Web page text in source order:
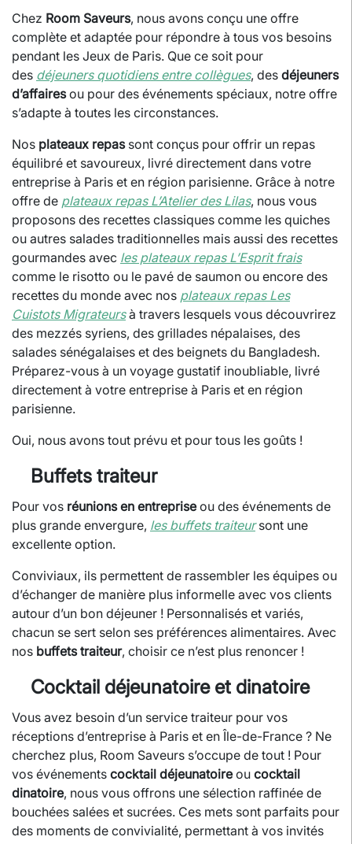
Chez Room Saveurs, nous avons conçu une offre
complète et adaptée pour répondre à tous vos besoins
pendant les Jeux de Paris. Que ce soit pour
des déjeuners quotidiens entre collègues, des déjeuners
d’affairesou pour des événements spéciaux, notre offre
s’adapte à toutes les circonstances.
Nos plateaux repassont conçus pour offrir un repas
équilibré et savoureux, livré directement dans votre
entreprise à Paris et en région parisienne. Grâce à notre
offre de plateaux repas L’Atelier des Lilas, nous vous
proposons des recettes classiques comme les quiches
ou autres salades traditionnelles mais aussi des recettes
gourmandes avec les plateaux repas L’Esprit frais
comme le risotto ou le pavé de saumon ou encore des
recettes du monde avec nos plateaux repas Les
Cuistots Migrateursà travers lesquels vous découvrirez
des mezzés syriens, des grillades népalaises, des
salades sénégalaises et des beignets du Bangladesh.
Préparez-vous à un voyage gustatif inoubliable, livré
directement à votre entreprise à Paris et en région
parisienne.
Oui, nous avons tout prévu et pour tous les goûts !
Buffets traiteur
Pour vos réunions en entrepriseou des événements de
plus grande envergure, les buffets traiteursont une
excellente option.
Conviviaux, ils permettent de rassembler les équipes ou
d’échanger de manière plus informelle avec vos clients
autour d’un bon déjeuner ! Personnalisés et variés,
chacun se sert selon ses préférences alimentaires. Avec
nos buffets traiteur, choisir ce n’est plus renoncer !
Cocktail déjeunatoire et dinatoire
Vous avez besoin d’un service traiteur pour vos
réceptions d’entreprise à Paris et en Île-de-France ? Ne
cherchez plus, Room Saveurs s’occupe de tout ! Pour
vos événements cocktail déjeunatoireou cocktail
dinatoire, nous vous offrons une sélection raffinée de
bouchées salées et sucrées. Ces mets sont parfaits pour
des moments de convivialité, permettant à vos invités